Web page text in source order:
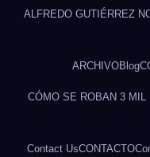
ALFREDO GUTIÉRREZ
ARCHIVOBlog
CÓMO SE ROBAN 3
Contact UsCONTACTO